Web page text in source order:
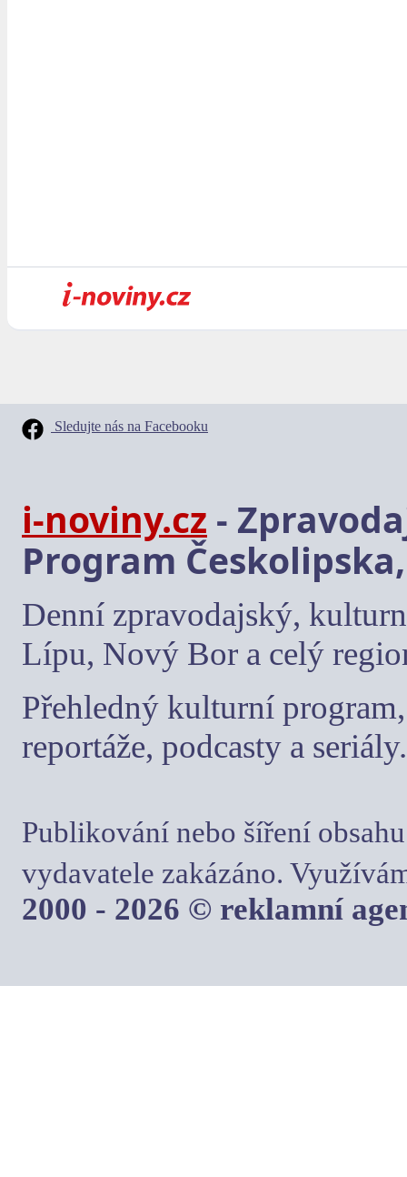
Sledujte nás na Facebooku
i-noviny.cz -
Program
Denní zpravodajský,
Lípu, Nový Bor a celý
Přehledný kulturní
reportáže, podcasty a seriály.
Publikování nebo šíření
vydavatele zakázáno.
2000 - 2026 © reklamní